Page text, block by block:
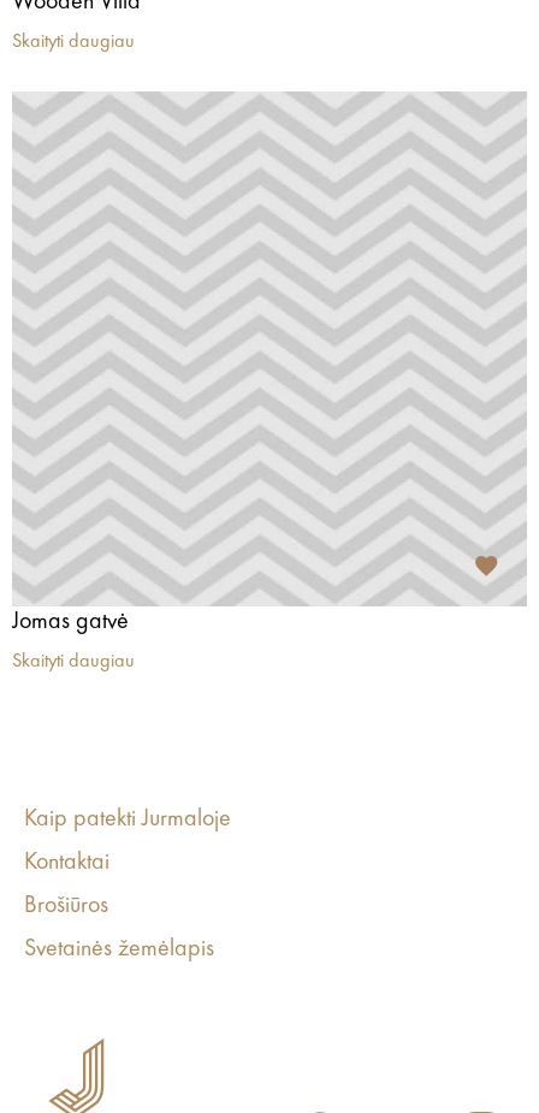
Skaityti daugiau
Jomas gatvė
Skaityti daugiau
Kaip patekti Jurmaloje
Kontaktai
Brošiūros
Svetainės žemėlapis